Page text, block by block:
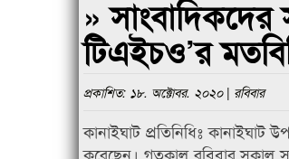
» সাংবাদিকদের
টিএইচও’র
প্রকাশিত: ১৮. অক্টোবর. ২০২০ | রবিবার
কানাইঘাট প্রতিনিধিঃ কানাইঘাট
করেছেন। গতকাল রবিবার সকাল